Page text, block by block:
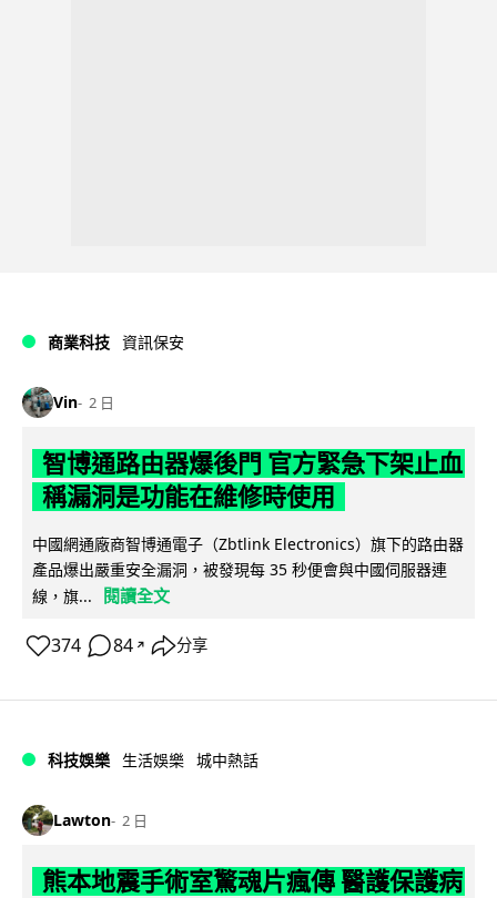
商業科技 資訊保安
Vin 2 日
智博通路由器爆後門 官方緊急下架止血
稱漏洞是功能在維修時使用
中國網通廠商智博通電子（Zbtlink Electronics）旗下的路由器
產品爆出嚴重安全漏洞，被發現每 35 秒便會與中國伺服器連
線，旗...
閱讀全文
374 84 ↗ 分享
科技娛樂 生活娛樂 城中熱話
Lawton 2 日
熊本地震手術室驚魂片瘋傳 醫護保護病